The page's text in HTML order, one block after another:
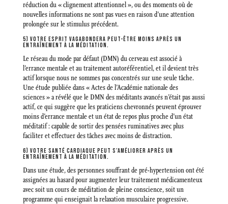
réduction du « clignement attentionnel », ou des moments où de
nouvelles informations ne sont pas vues en raison d’une attention
prolongée sur le stimulus précédent.
5) VOTRE ESPRIT VAGABONDERA PEUT-ÊTRE MOINS APRÈS UN
ENTRAÎNEMENT À LA MÉDITATION.
Le réseau du mode par défaut (DMN) du cerveau est associé à
l’errance mentale et au traitement autoréférentiel, et il devient très
actif lorsque nous ne sommes pas concentrés sur une seule tâche.
Une étude publiée dans « Actes de l’Académie nationale des
sciences » a révélé que le DMN des méditants avancés n’était pas aussi
actif, ce qui suggère que les praticiens chevronnés peuvent éprouver
moins d’errance mentale et un état de repos plus proche d’un état
méditatif : capable de sortir des pensées ruminatives avec plus
faciliter et effectuer des tâches avec moins de distraction.
6) VOTRE SANTÉ CARDIAQUE PEUT S’AMÉLIORER APRÈS UN
ENTRAÎNEMENT À LA MÉDITATION.
Dans une étude, des personnes souffrant de pré-hypertension ont été
assignées au hasard pour augmenter leur traitement médicamenteux
avec soit un cours de méditation de pleine conscience, soit un
programme qui enseignait la relaxation musculaire progressive.